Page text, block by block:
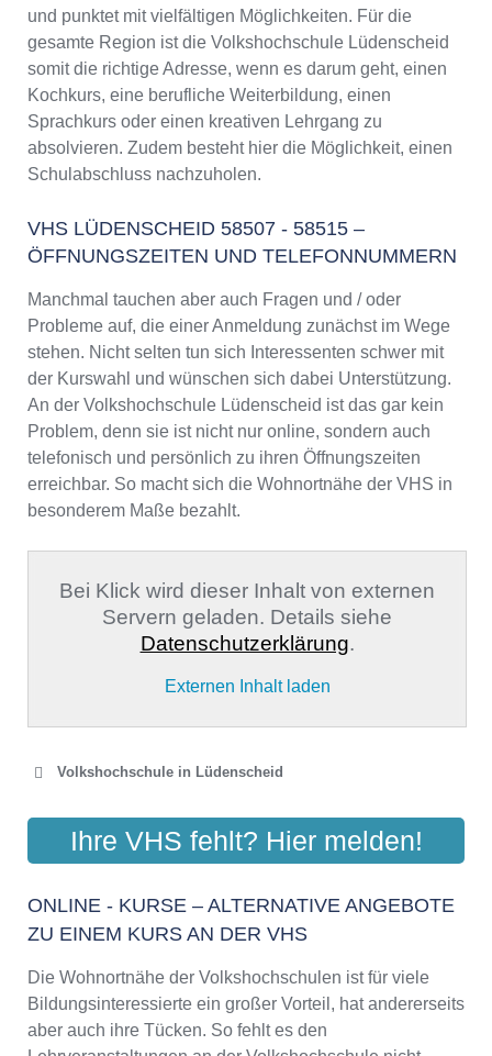
Weiterbildung in Lüdenscheid
VHS Lüdenscheid Programm 2025 / 2026
und punktet mit vielfältigen Möglichkeiten. Für die
gesamte Region ist die Volkshochschule Lüdenscheid
somit die richtige Adresse, wenn es darum geht, einen
Kochkurs, eine berufliche Weiterbildung, einen
Sprachkurs oder einen kreativen Lehrgang zu
absolvieren. Zudem besteht hier die Möglichkeit, einen
Schulabschluss nachzuholen.
VHS LÜDENSCHEID 58507 - 58515 –
ÖFFNUNGSZEITEN UND TELEFONNUMMERN
Manchmal tauchen aber auch Fragen und / oder
Probleme auf, die einer Anmeldung zunächst im Wege
stehen. Nicht selten tun sich Interessenten schwer mit
der Kurswahl und wünschen sich dabei Unterstützung.
An der Volkshochschule Lüdenscheid ist das gar kein
Problem, denn sie ist nicht nur online, sondern auch
telefonisch und persönlich zu ihren Öffnungszeiten
erreichbar. So macht sich die Wohnortnähe der VHS in
besonderem Maße bezahlt.
Bei Klick wird dieser Inhalt von externen
Servern geladen. Details siehe
Datenschutzerklärung.
Externen Inhalt laden
Volkshochschule in Lüdenscheid
VOLKSHOCHSCHULE DER
STADT LÜDENSCHEID
Aktualisiert: August 2021
Ihre VHS fehlt? Hier melden!
ONLINE - KURSE – ALTERNATIVE ANGEBOTE
ZU EINEM KURS AN DER VHS
Die Wohnortnähe der Volkshochschulen ist für viele
Bildungsinteressierte ein großer Vorteil, hat andererseits
aber auch ihre Tücken. So fehlt es den